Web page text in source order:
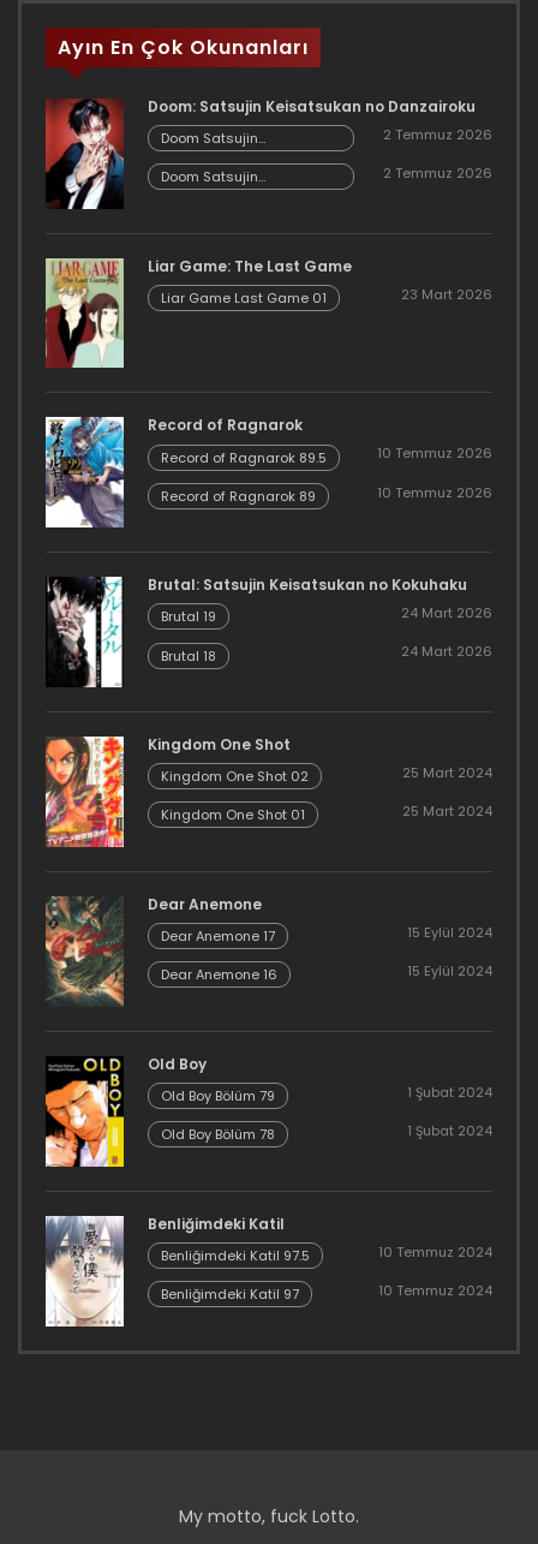
Ayın En Çok Okunanları
Doom: Satsujin Keisatsukan no Danzairoku
Doom Satsujin
Keisatsukan no
Danzairoku 06.02
2 Temmuz 2026
Doom Satsujin
Keisatsukan no
2 Temmuz 2026
Liar Game: The Last Game
Liar Game Last Game 01 23 Mart 2026
Record of Ragnarok
Record of Ragnarok 89.5 10 Temmuz 2026
Record of Ragnarok 89 10 Temmuz 2026
Brutal: Satsujin Keisatsukan no Kokuhaku
Brutal 19 24 Mart 2026
Brutal 18 24 Mart 2026
Kingdom One Shot
Kingdom One Shot 02 25 Mart 2024
Kingdom One Shot 01 25 Mart 2024
Dear Anemone
Dear Anemone 17 15 Eylül 2024
Dear Anemone 16 15 Eylül 2024
Old Boy
Old Boy Bölüm 79 1 Şubat 2024
Old Boy Bölüm 78 1 Şubat 2024
Benliğimdeki Katil
Benliğimdeki Katil 97.5 10 Temmuz 2024
Benliğimdeki Katil 97 10 Temmuz 2024
My motto, fuck Lotto.